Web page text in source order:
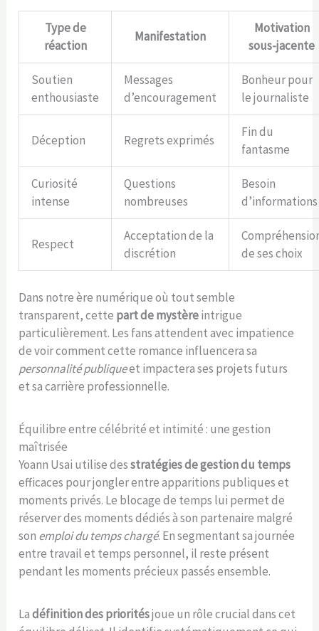
Type de
réaction
Manifestation
Motivation
sous-jacente
Soutien
enthousiaste
Messages
d’encouragement
Bonheur pour
le journaliste
Déception Regrets exprimés
Fin du
fantasme
Curiosité
intense
Questions
nombreuses
Besoin
d’informations
Respect
Acceptation de la
discrétion
de ses choix
Dans notre ère numérique où tout semble
transparent, cette part de mystèreintrigue
particulièrement. Les fans attendent avec impatience
de voir comment cette romance influencera sa
personnalité publiqueet impactera ses projets futurs
et sa carrière professionnelle.
Équilibre entre célébrité et intimité : une gestion
maîtrisée
Yoann Usai utilise desstratégies de gestion du temps
efficaces pour jongler entre apparitions publiques et
moments privés. Le blocage de temps lui permet de
réserver des moments dédiés à son partenaire malgré
son emploi du temps chargé. En segmentant sa journée
entre travail et temps personnel, il reste présent
pendant les moments précieux passés ensemble.
Ladéfinition des prioritésjoue un rôle crucial dans cet